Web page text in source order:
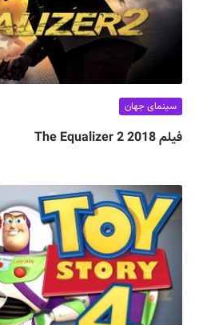
سینمای جهان
فیلم The Equalizer 2 2018